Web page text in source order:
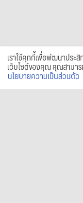
เราใช้คุกกี้เพื่อพัฒนาประ
เว็บไซต์ของคุณ คุณสามา
นโยบายความเป็นส่วนตัว